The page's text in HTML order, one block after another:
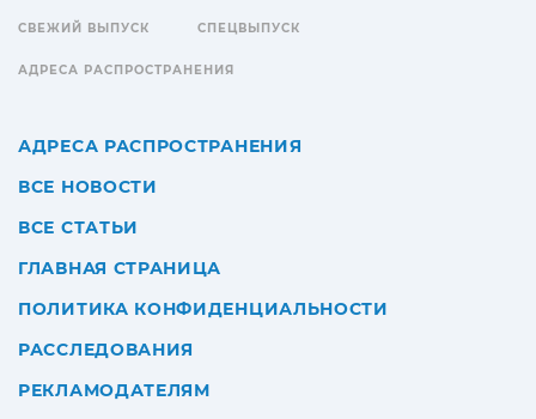
СВЕЖИЙ ВЫПУСК СПЕЦВЫПУСК
АДРЕСА РАСПРОСТРАНЕНИЯ
АДРЕСА РАСПРОСТРАНЕНИЯ
ВСЕ НОВОСТИ
ВСЕ СТАТЬИ
ГЛАВНАЯ СТРАНИЦА
ПОЛИТИКА КОНФИДЕНЦИАЛЬНОСТИ
РАССЛЕДОВАНИЯ
РЕКЛАМОДАТЕЛЯМ